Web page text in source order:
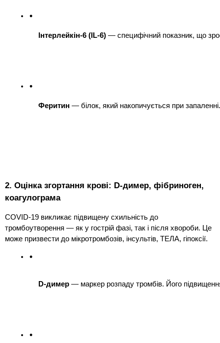
Інтерлейкін-6 (IL-6) — специфічний показник, що
Феритин — білок, який накопичується при
2. Оцінка згортання крові: D-димер, фібриноген,
коагулограма
COVID-19 викликає підвищену схильність до
тромбоутворення — як у гострій фазі, так і після хвороби. Це
може призвести до мікротромбозів, інсультів, ТЕЛА, гіпоксії.
D-димер — маркер розпаду тромбів. Його